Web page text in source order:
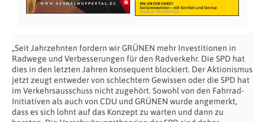
„Seit Jahrzehnten fordern wir GRÜNEN mehr Investitionen in
Radwege und Verbesserungen für den Radverkehr. Die SPD hat
dies in den letzten Jahren konsequent blockiert. Der Aktionismus
jetzt zeugt entweder von schlechtem Gewissen oder die SPD hat
im Verkehrsausschuss nicht zugehört. Sowohl von den Fahrrad-
Initiativen als auch von CDU und GRÜNEN wurde angemerkt,
dass es sich lohnt auf das Konzept zu warten und dann zu